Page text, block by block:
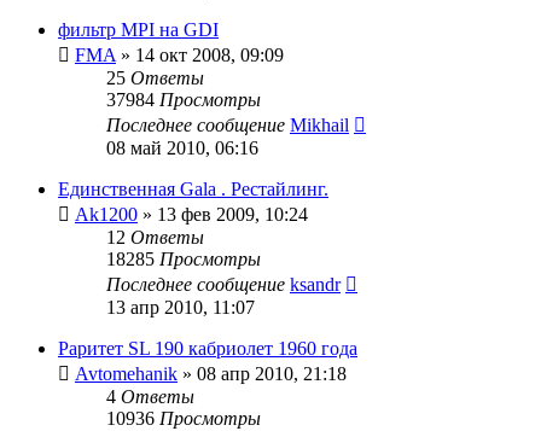
фильтр MPI на GDI
FMA » 14 окт 2008, 09:09
25 Ответы
37984 Просмотры
Последнее сообщение Mikhail
08 май 2010, 06:16
Единственная Gala . Рестайлинг.
Ak1200 » 13 фев 2009, 10:24
12 Ответы
18285 Просмотры
Последнее сообщение ksandr
13 апр 2010, 11:07
Раритет SL 190 кабриолет 1960 года
Avtomehanik » 08 апр 2010, 21:18
4 Ответы
10936 Просмотры